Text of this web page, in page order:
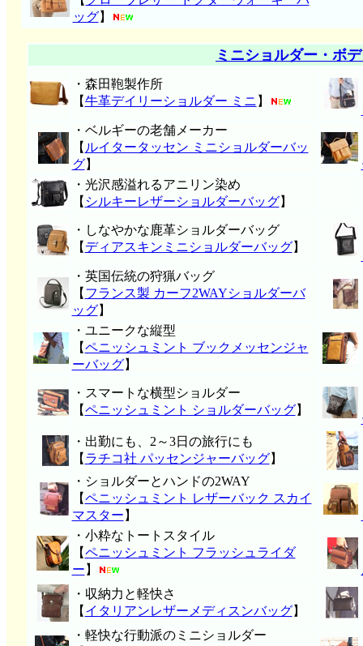
ッグ】
ミニショルダー・ボ
・森田鞄製作所
【牛革デイリーショルダー ミニ 】
・ベルギーの老舗メーカー
【 ルイタータッセン ミニショルダーバッ
グ】
・光沢感溢れるアニリン染め
【 シルキーレザーショルダーバッグ】
・しなやかな鹿革ショルダーバッグ
【 ディアスキンミニショルダーバッグ】
・英国伝統の狩猟バッグ
【 フランス製 カーフ2WAYショルダーバ
ッグ】
・ユニークな縦型
【ペニッシュミント ブックメッセンジャ
ーバッグ】
・スマートな横型ショルダー
【ペニッシュミント ショルダーバッグ】
・出勤にも、2～3日の旅行にも
【 ラチコ社 パッセンジャーバッグ】
・ショルダーとハンドの2WAY
【ペニッシュミント レザーバック スカイ
マスター 】
・小粋なトートスタイル
【ペニッシュミント フラッシュライダ
ー 】
・収納力と軽快さ
【 イタリアンレザーメディスンバッグ】
・軽快な行動派のミニショルダー